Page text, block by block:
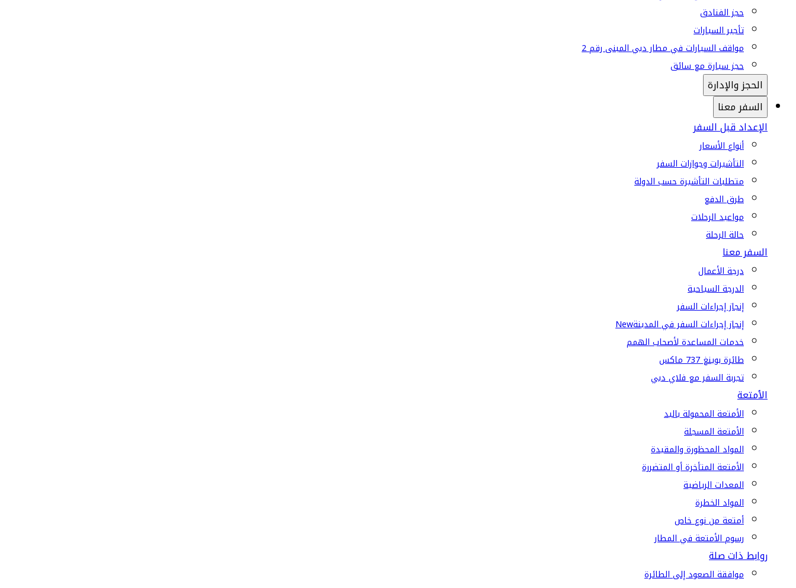
حجز الفنادق
تأجير السيارات
مواقف السيارات في مطار دبي المبنى رقم 2
حجز سيارة مع سائق
الحجز والإدارة
السفر معنا
الإعداد قبل السفر
أنواع الأسعار
التأشيرات وجوازات السفر
متطلبات التأشيرة حسب الدولة
طرق الدفع
مواعيد الرحلات
حالة الرحلة
السفر معنا
درجة الأعمال
الدرجة السياحية
إنجاز إجراءات السفر
إنجاز إجراءات السفر في المدينةNew
خدمات المساعدة لأصحاب الهمم
طائرة بوينغ 737 ماكس
تجربة السفر مع فلاي دبي
الأمتعة
الأمتعة المحمولة باليد
الأمتعة المسجلة
المواد المحظورة والمقيدة
الأمتعة المتأخرة أو المتضررة
المعدات الرياضية
المواد الخطرة
أمتعة من نوع خاص
رسوم الأمتعة في المطار
روابط ذات صلة
موافقة الصعود إلى الطائرة